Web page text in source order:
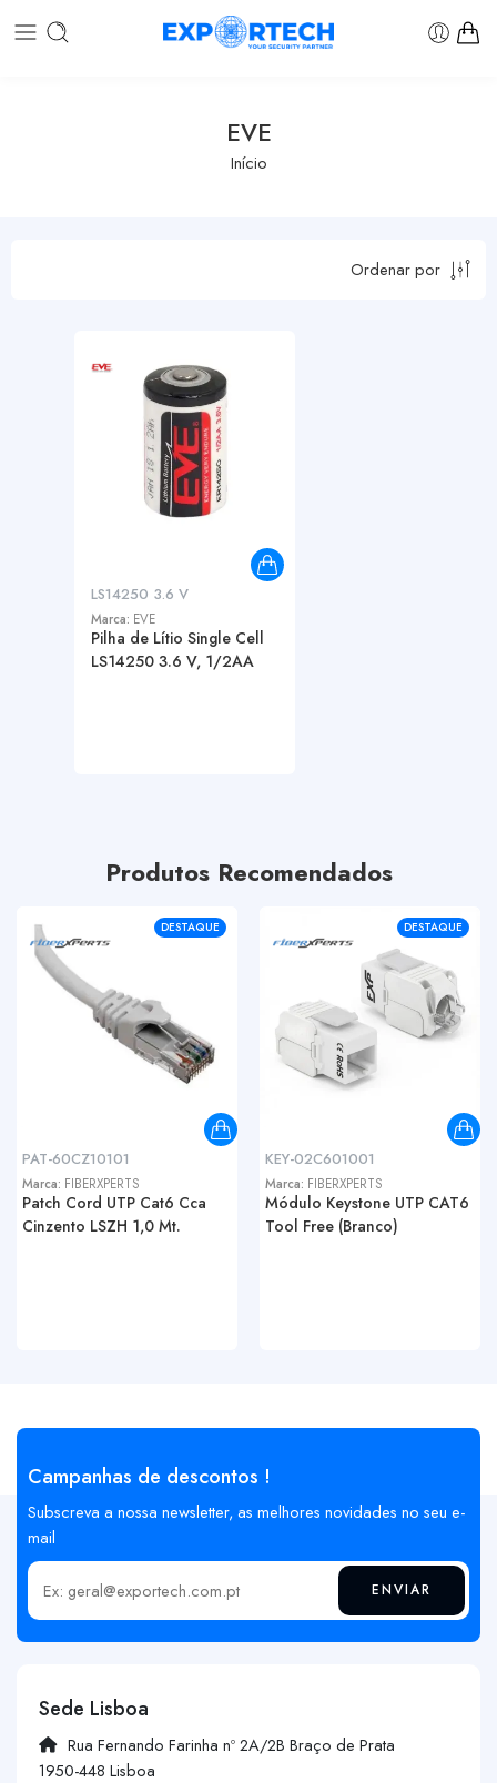
EVE
Início
Ordenar por
LS14250 3.6 V
Marca: EVE
Pilha de Lítio Single Cell
LS14250 3.6 V, 1/2AA
Produtos Recomendados
DESTAQUE
PAT-60CZ10101
Marca: FIBERXPERTS
Patch Cord UTP Cat6 Cca
Cinzento LSZH 1,0 Mt.
DESTAQUE
KEY-02C601001
Marca: FIBERXPERTS
Módulo Keystone UTP CAT6
Tool Free (Branco)
Campanhas de descontos !
Subscreva a nossa newsletter, as melhores novidades no seu e-
mail
Insira o seu email ENVIAR
Sede Lisboa
Rua Fernando Farinha nº 2A/2B Braço de Prata
1950-448 Lisboa